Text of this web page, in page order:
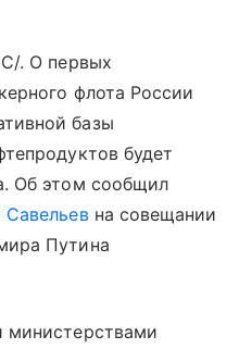
. О первых
флота России
базы
будет
Об этом сообщил
Савельевна совещании
Путина
министерствами